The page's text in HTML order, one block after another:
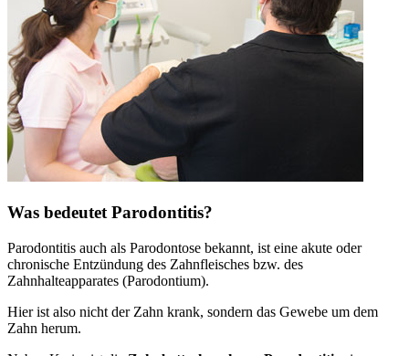
Was bedeutet Parodontitis?
Parodontitis auch als Parodontose bekannt, ist eine akute oder
chronische Entzündung des Zahnfleisches bzw. des
Zahnhalteapparates (Parodontium).
Hier ist also nicht der Zahn krank, sondern das Gewebe um dem
Zahn herum.